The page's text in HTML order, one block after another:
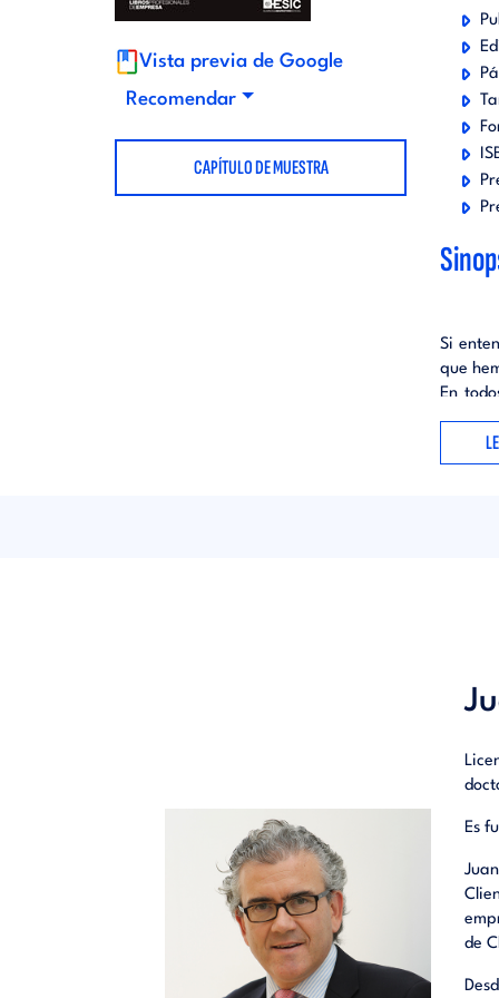
t
o
r
Vista previa de Google
Recomendar
CAPÍTULO DE MUESTRA
Si
que
En
Si
y
Por
la
del
•
•
•
y
Es
de